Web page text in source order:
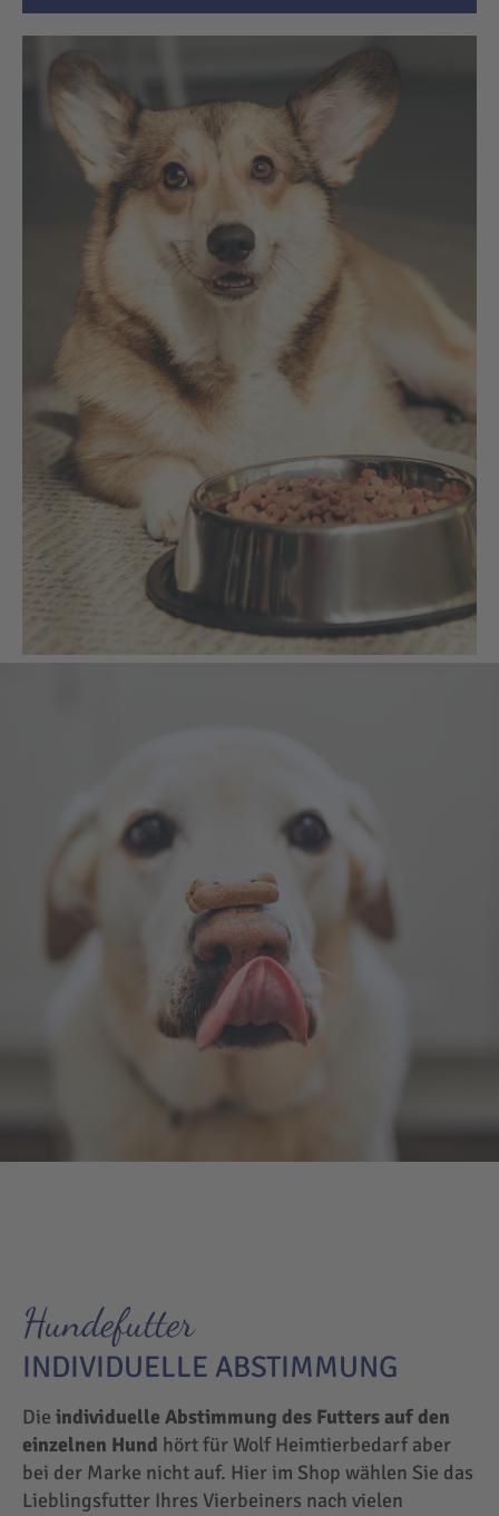
Hundefutter
INDIVIDUELLE ABSTIMMUNG
Die individuelle Abstimmung des Futters auf den
einzelnen Hund hört für Wolf Heimtierbedarf aber
bei der Marke nicht auf. Hier im Shop wählen Sie das
Lieblingsfutter Ihres Vierbeiners nach vielen